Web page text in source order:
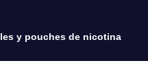
y pouches de nicotina